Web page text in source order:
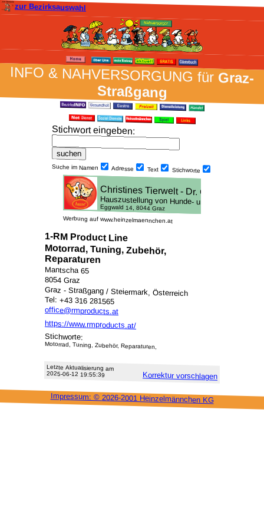
zur Bezirksauswahl
INFO & NAH­VER­SORG­UNG fürGraz-
Straßgang
Stich­wort ein­geben:
Suche im Namen Adresse Text Stich­worte
Werbung auf www.heinzelmaennchen.at
1-RM Product Line
Motorrad, Tuning, Zubehör,
Reparaturen
Mantscha 65
8054 Graz
Graz - Straßgang / Steiermark, Österreich
Tel: +43 316 281565
office@rmproducts.at
https://www.rmproducts.at/
Stichworte:
Motorrad, Tuning, Zubehör, Reparaturen,
Letzte Aktu­alisie­rung am
2025-06-12 19:55:39 Korrektur vor­schlagen
Impressum: © 2026-2001 Heinzel­männchen KG